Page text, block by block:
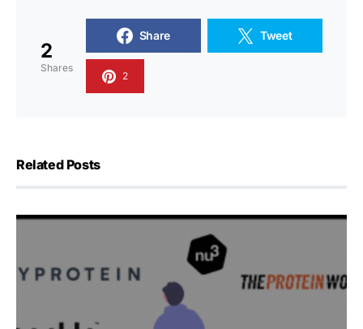
2
Shares
Share Tweet
2
Related Posts